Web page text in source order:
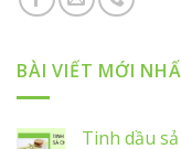
BÀI VIẾT MỚI
Tinh dầu